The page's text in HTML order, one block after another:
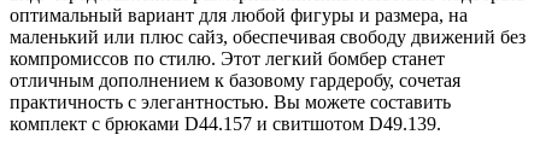
оптимальный вариант для любой фигуры и размера, на
маленький или плюс сайз, обеспечивая свободу движений без
компромиссов по стилю. Этот легкий бомбер станет
отличным дополнением к базовому гардеробу, сочетая
практичность с элегантностью. Вы можете составить
комплект с брюками D44.157 и свитшотом D49.139.